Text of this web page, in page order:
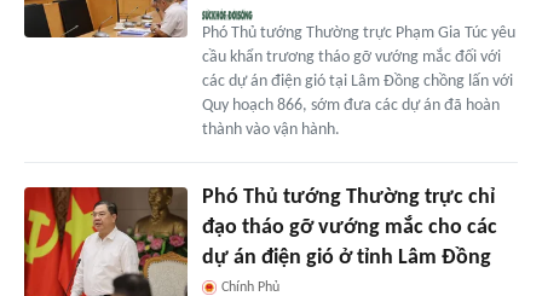
Phó Thủ tướng Thường trực Phạm Gia Túc yêu
cầu khẩn trương tháo gỡ vướng mắc đối với
các dự án điện gió tại Lâm Đồng chồng lấn với
Quy hoạch 866, sớm đưa các dự án đã hoàn
thành vào vận hành.
Phó Thủ tướng Thường trực chỉ
đạo tháo gỡ vướng mắc cho các
dự án điện gió ở tỉnh Lâm Đồng
Chính Phủ